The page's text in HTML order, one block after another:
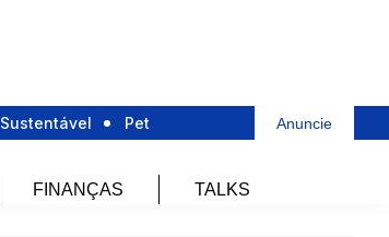
Sustentável Pet Anuncie
FINANÇAS TALKS